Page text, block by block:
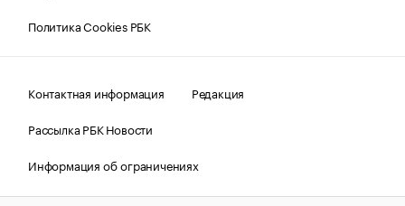
Политика Cookies РБК
Контактная информация
Редакция
Рассылка РБК Новости
Информация об ограничениях
Правовая информация
О соблюдении авторских прав